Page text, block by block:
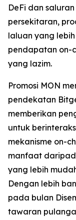
DeFi dan
persekitaran,
laluan yang
pendapatan on-
yang lazim.
Promosi MON
pendekatan
memberikan
untuk
mekanisme on-
manfaat
yang lebih
Dengan lebih
pada bulan
tawaran